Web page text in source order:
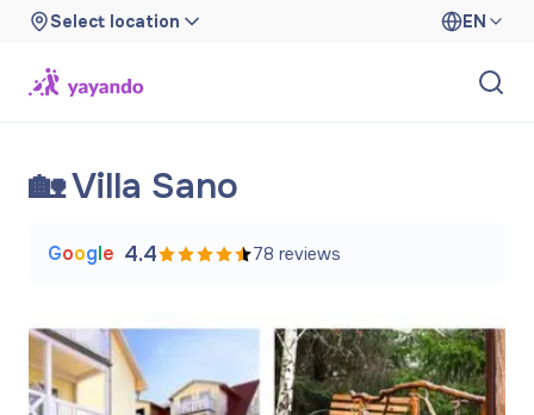
Select location EN
🏡 Villa Sano
Google 4.4 78 reviews